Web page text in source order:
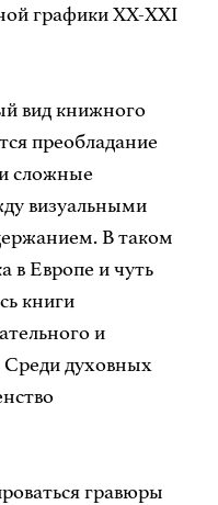
графики XX-XXI
вид книжного
преобладание
сложные
визуальными
В таком
в Европе и чуть
книги
и
Среди духовных
гравюры